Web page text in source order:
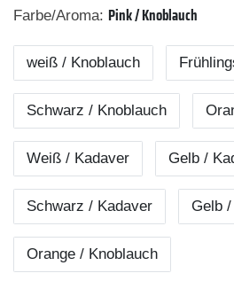
Farbe/Aroma: Pink / Knoblauch
weiß / Knoblauch
Schwarz / Knoblauch
Weiß / Kadaver Gelb /
Schwarz / Kadaver Gelb
Orange / Knoblauch